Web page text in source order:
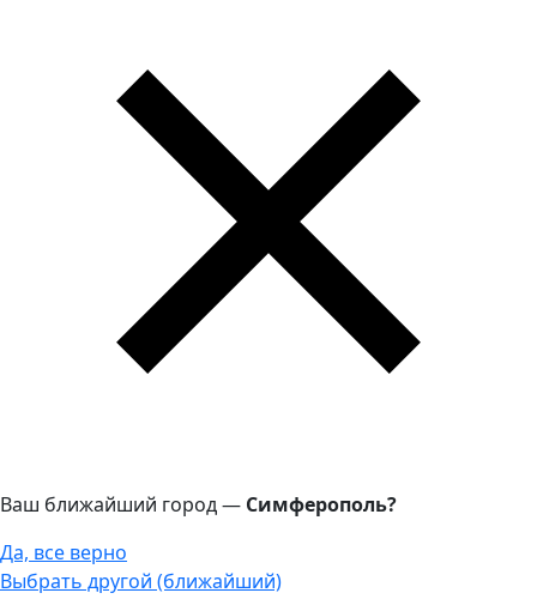
Ваш ближайший город — Симферополь?
Да, все верно
Выбрать другой (ближайший)